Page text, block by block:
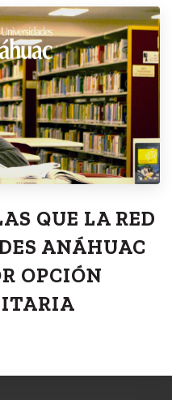
QUE LA RED
ANÁHUAC
OPCIÓN